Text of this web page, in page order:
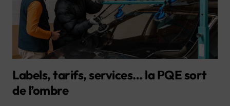
Labels, tarifs, services… la PQE sort
de l’ombre